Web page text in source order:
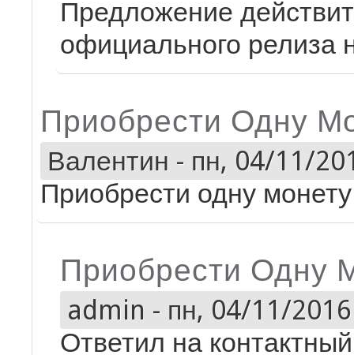
Предложение
официального релиза
Приобрести Одну
Валентин - пн, 04/11/
Приобрести одну
Приобрести Одну
admin - пн, 04/11/
Ответил на